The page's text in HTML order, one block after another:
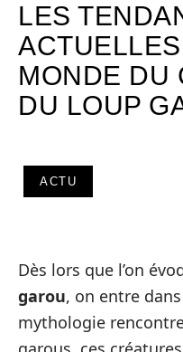
LES
MONDE DU
DU LOUP
ACTU
Dès lors que l’on
garou, on entre
mythologie